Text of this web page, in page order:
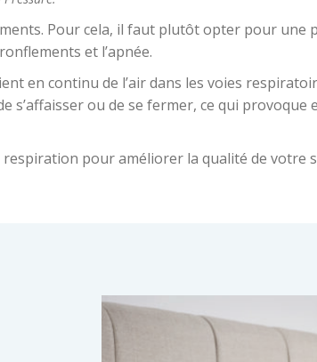
Pour cela, il faut plutôt opter pour une
et l’apnée.
en continu de l’air dans les voies
s’affaisser ou de se fermer, ce qui
pour améliorer la qualité de votre